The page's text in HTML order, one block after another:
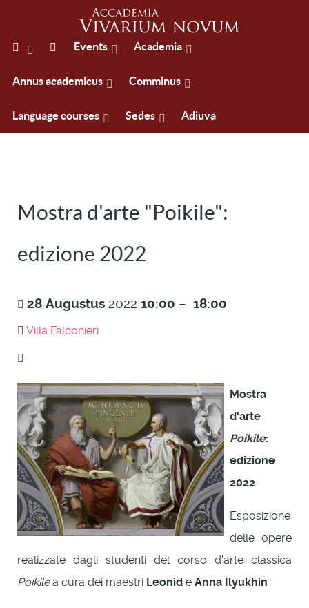
Events Academia
Annus academicus Comminus
Language courses Sedes Adiuva
Mostra d'arte "Poikile":
edizione 2022
28 Augustus 2022 10:00 – 18:00
Villa Falconieri
Mostra
d'arte
Poikile:
edizione
2022
Esposizione
delle opere
realizzate dagli studenti del corso d'arte classica
Poikilea cura dei maestri Leonid e Anna Ilyukhin